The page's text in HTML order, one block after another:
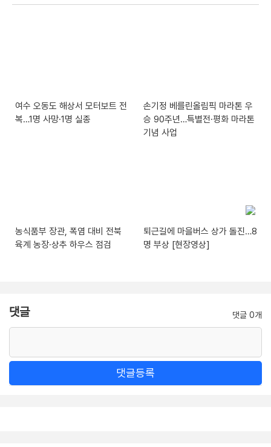
여수 오동도 해상서 모터보트 전
복…1명 사망·1명 실종
손기정 베를린올림픽 마라톤 우
승 90주년…특별전·평화 마라톤
기념 사업
농식품부 장관, 폭염 대비 전북
육계 농장·상추 하우스 점검
퇴근길에 마을버스 상가 돌진…8
명 부상 [현장영상]
댓글 댓글 0개
댓글등록